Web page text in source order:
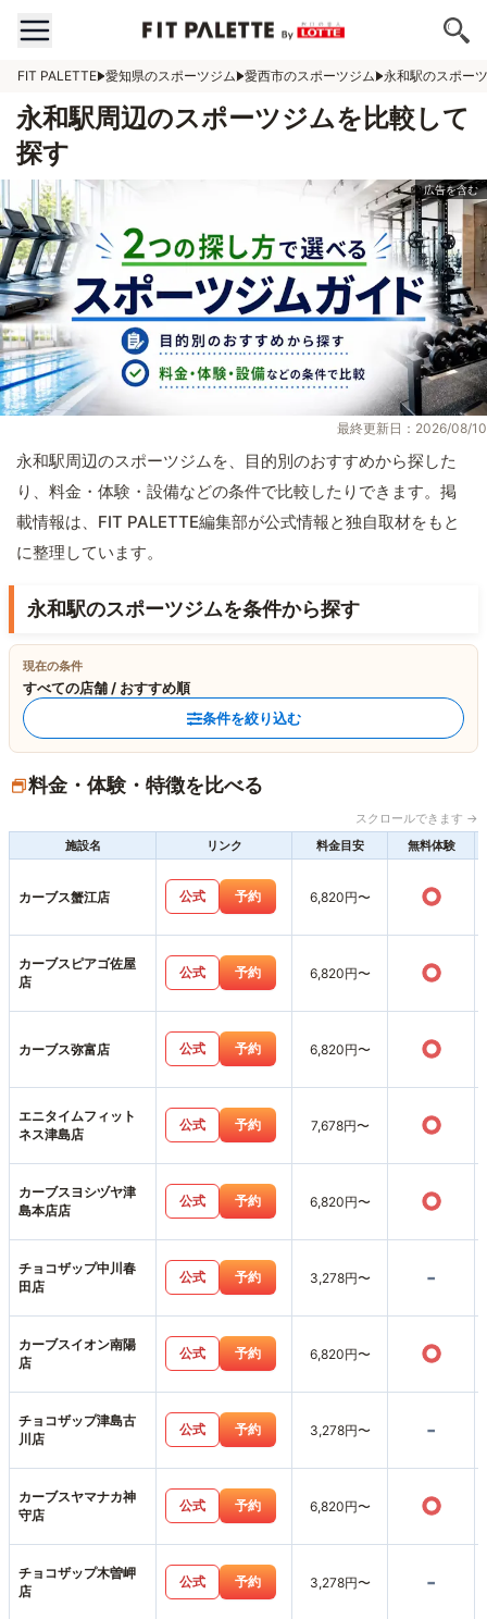
FIT PALETTE 愛知県のスポーツジム 愛西市のスポーツジム 永和駅のスポー
永和駅周辺のスポーツジムを比較して
探す
最終更新日：2026/08/10
永和駅周辺のスポーツジムを、目的別のおすすめから探した
り、料金・体験・設備などの条件で比較したりできます。掲
載情報は、FIT PALETTE編集部が公式情報と独自取材をもと
に整理しています。
永和駅のスポーツジムを条件から探す
現在の条件
すべての店舗 / おすすめ順
条件を絞り込む
料金・体験・特徴を比べる
スクロールできます →
施設名
リンク 料金目安 無料体験
カーブス蟹江店 公式 予約 6,820円〜 ○
カーブスピアゴ佐屋
店
公式 予約 6,820円〜 ○
カーブス弥富店 公式 予約 6,820円〜 ○
エニタイムフィット
ネス津島店
公式 予約 7,678円〜 ○
カーブスヨシヅヤ津
島本店店
公式 予約 6,820円〜 ○
チョコザップ中川春
田店
公式 予約 3,278円〜 -
カーブスイオン南陽
店
公式 予約 6,820円〜 ○
チョコザップ津島古
川店
公式 予約 3,278円〜 -
カーブスヤマナカ神
守店
公式 予約 6,820円〜 ○
チョコザップ木曽岬
店
公式 予約 3,278円〜 -